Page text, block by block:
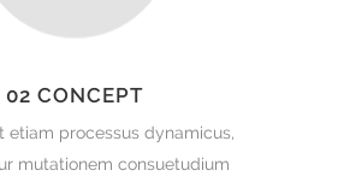
02 CONCEPT
etiam processus dynamicus,
mutationem consuetudium